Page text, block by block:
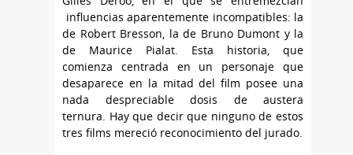
influencias aparentemente incompatibles: la
de Robert Bresson, la de Bruno Dumont y la
de Maurice Pialat. Esta historia, que
comienza centrada en un personaje que
desaparece en la mitad del film posee una
nada despreciable dosis de austera
ternura. Hay que decir que ninguno de estos
tres films mereció reconocimiento del jurado.